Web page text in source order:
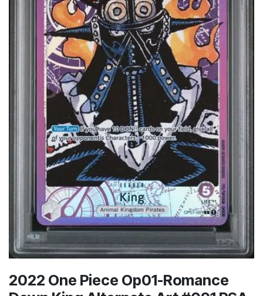
2022 One Piece Op01-Romance